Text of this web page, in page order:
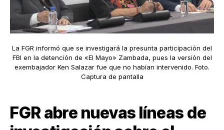
La FGR informó que se investigará la presunta participación del
FBI en la detención de «El Mayo» Zambada, pues la versión del
exembajador Ken Salazar fue que no habían intervenido. Foto.
Captura de pantalla
FGR abre nuevas líneas de